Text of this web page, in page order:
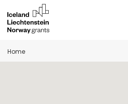
Home